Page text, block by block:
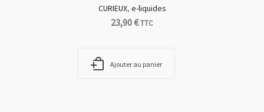
CURIEUX, e-liquides
23,90€TTC
Ajouter au panier